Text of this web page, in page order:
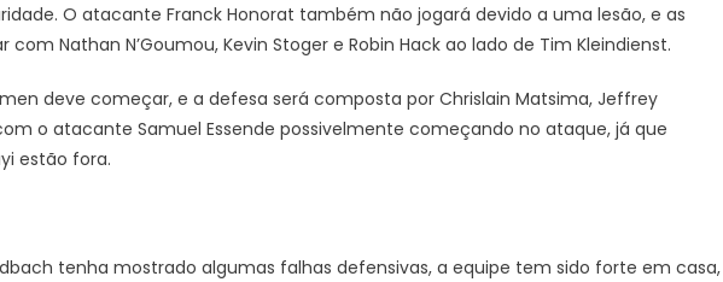
O atacante Franck Honorat também não jogará devido a uma lesão, e as
Nathan N’Goumou, Kevin Stoger e Robin Hack ao lado de Tim Kleindienst.
deve começar, e a defesa será composta por Chrislain Matsima, Jeffrey
o atacante Samuel Essende possivelmente começando no ataque, já que
estão fora.
tenha mostrado algumas falhas defensivas, a equipe tem sido forte em casa,